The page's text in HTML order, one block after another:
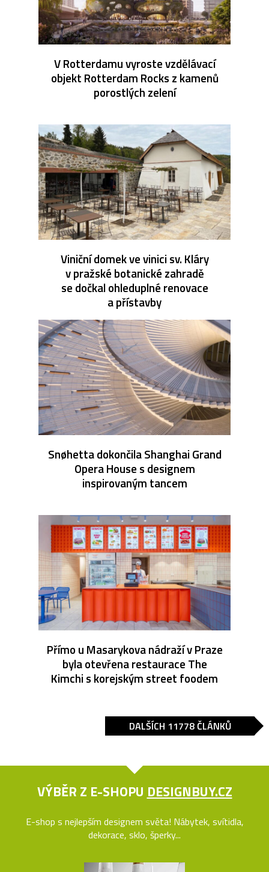
V Rotterdamu vyroste vzdělávací
objekt Rotterdam Rocks z kamenů
porostlých zelení
Viniční domek ve vinici sv. Kláry
v pražské botanické zahradě
se dočkal ohleduplné renovace
a přístavby
Snøhetta dokončila Shanghai Grand
Opera House s designem
inspirovaným tancem
Přímo u Masarykova nádraží v Praze
byla otevřena restaurace The
Kimchi s korejským street foodem
DALŠÍCH 11778 ČLÁNKŮ
VÝBĚR Z E-SHOPU DESIGNBUY.CZ
E-shop s nejlepším designem světa! Nábytek, svítidla,
dekorace, sklo, šperky...